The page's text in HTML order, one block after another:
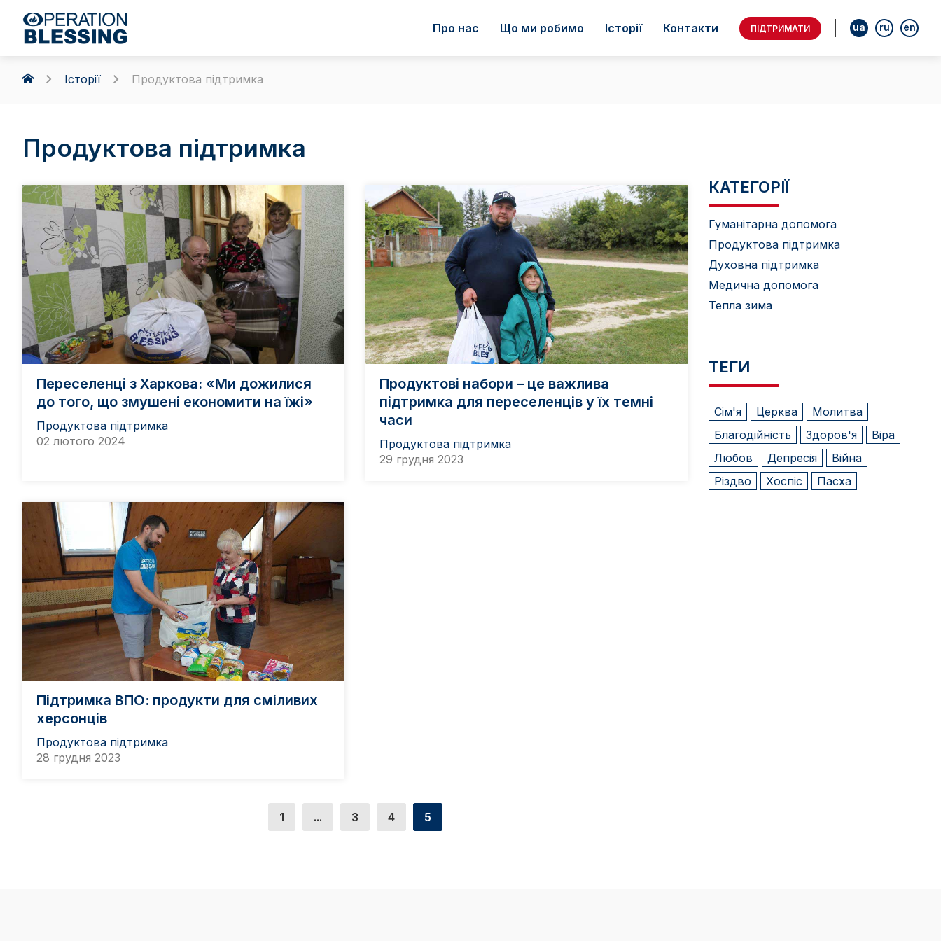
Про нас Що ми робимо Історії Контакти ПІДТРИМАТИ ua ru en
Історії Продуктова підтримка
Продуктова підтримка
Переселенці з Харкова: «Ми дожилися
до того, що змушені економити на їжі»
Продуктова підтримка
02 лютого 2024
Продуктові набори – це важлива
підтримка для переселенців у їх темні
часи
Продуктова підтримка
29 грудня 2023
Підтримка ВПО: продукти для сміливих
херсонців
Продуктова підтримка
28 грудня 2023
1 ... 3 4 5
КАТЕГОРІЇ
Гуманітарна допомога
Продуктова підтримка
Духовна підтримка
Медична допомога
Тепла зима
ТЕГИ
Сім'я Церква
Молитва
Благодійність
Здоров'я
Віра
Любов
Депресія
Війна
Різдво
Хоспіс Пасха